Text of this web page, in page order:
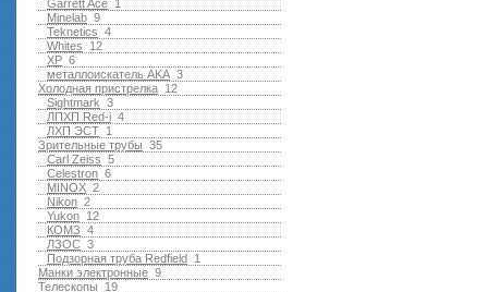
1
Garrett Ace
9
Minelab
4
Teknetics
12
Whites
6
XP
3
металлоискатель AKA
12
Холодная пристрелка
3
Sightmark
4
ЛПХП Red-i
1
ЛХП ЭСТ
35
Зрительные трубы
5
Carl Zeiss
6
Celestron
2
MINOX
2
Nikon
12
Yukon
4
КОМЗ
3
ЛЗОС
1
Подзорная труба Redfield
9
Манки электронные
19
Телескопы